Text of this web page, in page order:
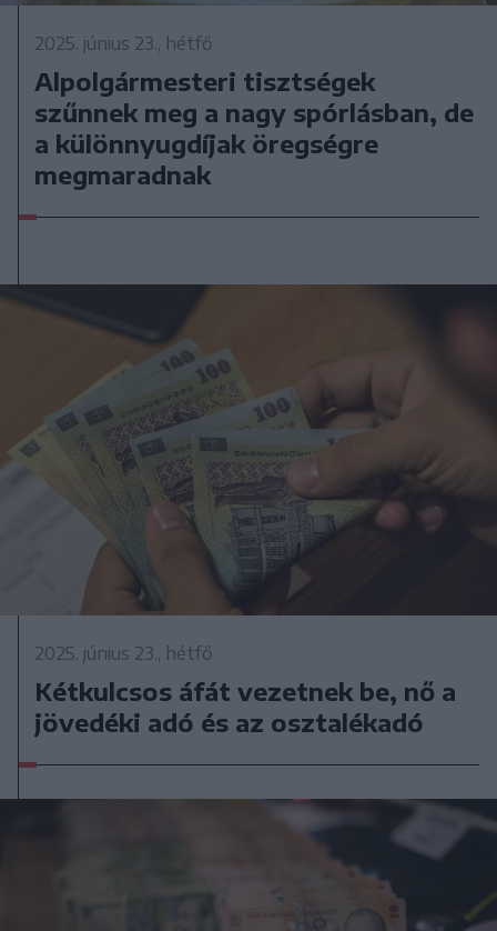
2025. június 23., hétfő
Alpolgármesteri tisztségek
szűnnek meg a nagy spórlásban, de
a különnyugdíjak öregségre
megmaradnak
2025. június 23., hétfő
Kétkulcsos áfát vezetnek be, nő a
jövedéki adó és az osztalékadó